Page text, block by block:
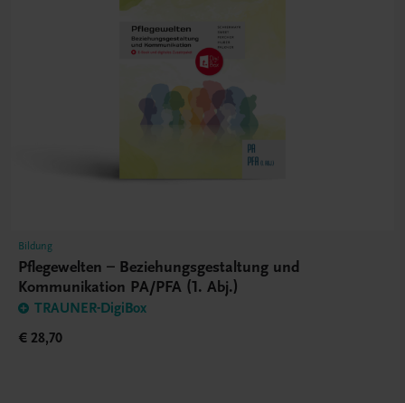
Bildung
Pflegewelten – Beziehungsgestaltung und
Kommunikation PA/PFA (1. Abj.)
TRAUNER-DigiBox
€ 28,70